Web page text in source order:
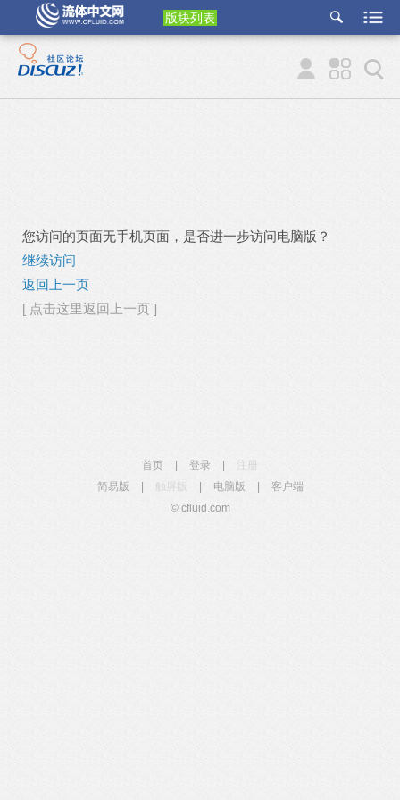
版块列表
etu
p
您访问的页面无手机页面，是否进一步访问电脑版？
继续访问
返回上一页
[ 点击这里返回上一页 ]
首页 登录
简易版
触屏版 电脑版
客户端
© cfluid.com